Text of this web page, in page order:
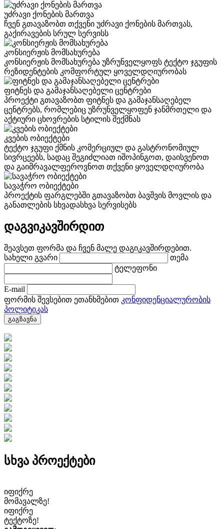
უძრავი ქონების მართვა
ჩვენ გთავაზობთ თქვენი უძრავი ქონების მართვას,
გაქირავების სრულ სერვისს
კონსიერჟის მომსახურება
კონსიერჟის მომსახურება უზრუნველყოფს ტექტო ჯგუფის
რეზიდენტების კომფორტულ ყოველდღიურობას
ფიტნეს და გამაჯანსაღებელი ცენტრები
პროექტი გთავაზობთ ფიტნეს და გამაჯანსაღებელ
ცენტრებს, რომლებიც უზრუნველყოფენ ჯანმრთელი და
აქტიური ცხოვრების სტილის შექმნას
კვების ობიექტები
ტექტო ჯგუფი ქმნის კომერციულ და გასტრონომიულ
სივრცეებს, სადაც შეგიძლიათ იშოპინგოთ, დაისვენოთ
და გაიმრავალფეროვნოთ თქვენი ყოველდღიურობა
სავაჭრო ობიექტები
პროექტის ფარგლებში გთავაზობთ ბავშვის მოვლის და
განათლების სხვადასხვა სერვისებს
დაგვიკავშირდით
შეავსეთ ფორმა და ჩვენ მალე დაგიკავშირდებით.
სახელი გვარი
თემა
ტელეფონი
E-mail
ფორმის შევსებით ეთანხმებით კონფიდენციალურობის
პოლიტიკას
გაგზავნა
სხვა პროექტები
იფიქრე
მომავალზე!
იფიქრე
ტექტოზე!